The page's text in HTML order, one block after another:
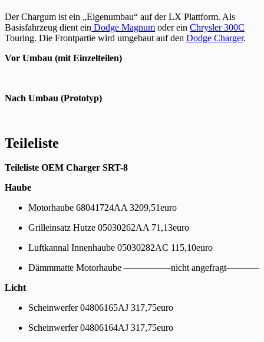
Der Chargum ist ein „Eigenumbau“ auf der LX Plattform. Als
Basisfahrzeug dient ein Dodge Magnum oder ein Chrysler 300C
Touring. Die Frontpartie wird umgebaut auf den Dodge Charger.
Vor Umbau (mit Einzelteilen)
Nach Umbau (Prototyp)
Teileliste
Teileliste OEM Charger SRT-8
Haube
Motorhaube 68041724AA 3209,51euro
Grilleinsatz Hutze 05030262AA 71,13euro
Luftkannal Innenhaube 05030282AC 115,10euro
Dämmmatte Motorhaube —————nicht angefragt———–
Licht
Scheinwerfer 04806165AJ 317,75euro
Scheinwerfer 04806164AJ 317,75euro